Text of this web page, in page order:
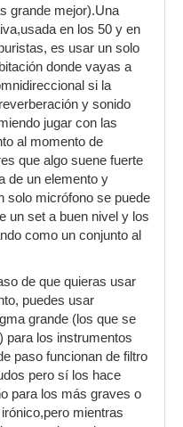
grande mejor).Una
en los 50 y en
es usar un solo
donde vayas a
si la
y sonido
jugar con las
al momento de
que algo suene fuerte
de un elemento y
solo micrófono se puede
un set a buen nivel y los
como un conjunto al
de que quieras usar
puedes usar
grande (los que se
para los instrumentos
paso funcionan de filtro
pero sí los hace
para los más graves o
mientras